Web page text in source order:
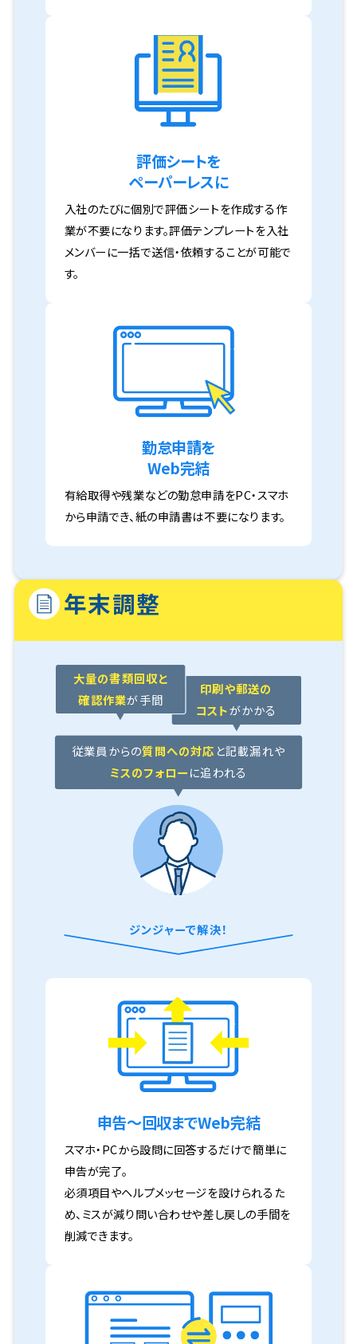
評価シートを
ペーパーレスに
入社のたびに個別で評価シートを作成する作
業が不要になります。評価テンプレートを入社
メンバーに一括で送信・依頼することが可能で
す。
勤怠申請を
Web完結
有給取得や残業などの勤怠申請をPC・スマホ
から申請でき、紙の申請書は不要になります。
年末調整
大量の書類回収と
確認作業が手間
印刷や郵送の
コストがかかる
従業員からの質問への対応 と記載漏れや
ミスのフォローに追われる
ジンジャーで解決！
申告～回収までWeb完結
スマホ・PCから設問に回答するだけで簡単に
申告が完了。
必須項目やヘルプメッセージを設けられるた
め、ミスが減り問い合わせや差し戻しの手間を
削減できます。